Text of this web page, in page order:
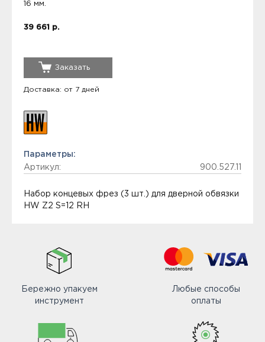
16 мм.
39 661 р.
Заказать
Доставка: от 7 дней
Параметры:
Артикул:
900.527.11
Набор концевых фрез (3 шт.) для дверной обвязки
HW Z2 S=12 RH
Бережно упакуем
инструмент
Любые способы
оплаты